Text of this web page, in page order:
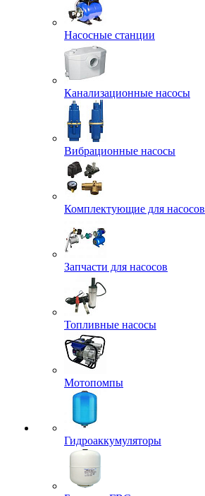
Насосные станции
Канализационные насосы
Вибрационные насосы
Комплектующие для насосов
Запчасти для насосов
Топливные насосы
Мотопомпы
Гидроаккумуляторы